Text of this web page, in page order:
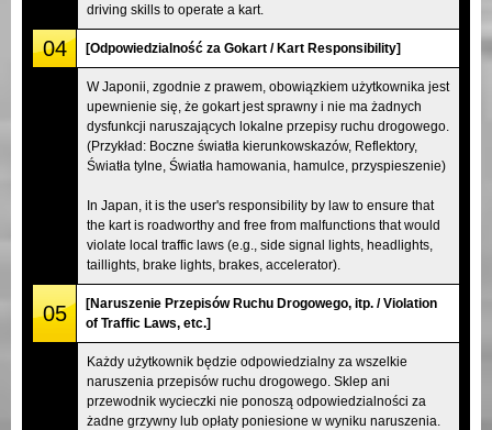
driving skills to operate a kart.
04 [Odpowiedzialność za Gokart / Kart Responsibility]
W Japonii, zgodnie z prawem, obowiązkiem użytkownika jest
upewnienie się, że gokart jest sprawny i nie ma żadnych
dysfunkcji naruszających lokalne przepisy ruchu drogowego.
(Przykład: Boczne światła kierunkowskazów, Reflektory,
Światła tylne, Światła hamowania, hamulce, przyspieszenie)
In Japan, it is the user's responsibility by law to ensure that
the kart is roadworthy and free from malfunctions that would
violate local traffic laws (e.g., side signal lights, headlights,
taillights, brake lights, brakes, accelerator).
05
[Naruszenie Przepisów Ruchu Drogowego, itp. / Violation
of Traffic Laws, etc.]
Każdy użytkownik będzie odpowiedzialny za wszelkie
naruszenia przepisów ruchu drogowego. Sklep ani
przewodnik wycieczki nie ponoszą odpowiedzialności za
żadne grzywny lub opłaty poniesione w wyniku naruszenia.